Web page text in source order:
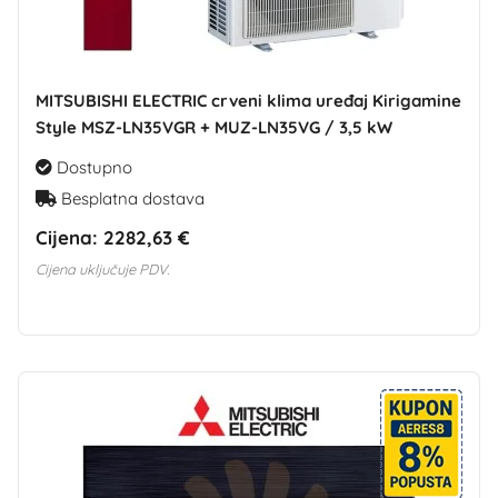
MITSUBISHI ELECTRIC crveni klima uređaj Kirigamine
Style MSZ-LN35VGR + MUZ-LN35VG / 3,5 kW
Dostupno
Besplatna dostava
Cijena: 2282,63 €
Cijena uključuje PDV.